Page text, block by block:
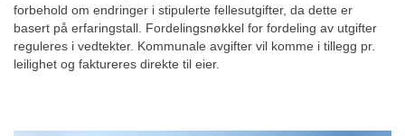
forbehold om endringer i stipulerte fellesutgifter, da dette er
basert på erfaringstall. Fordelingsnøkkel for fordeling av utgifter
reguleres i vedtekter. Kommunale avgifter vil komme i tillegg pr.
leilighet og faktureres direkte til eier.